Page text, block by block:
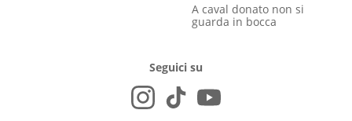
A caval donato non si
guarda in bocca
Seguici su